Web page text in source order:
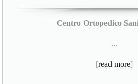
Centro Ortopedico
...
[read more]